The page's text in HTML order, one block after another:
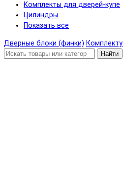
Комплекты для дверей-купе
Цилиндры
Показать все
Дверные блоки (финки)
Найти